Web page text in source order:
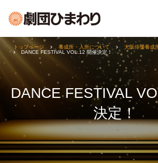
DANCE FESTIVAL
決定！
トップページ 養成所・入所について 大阪俳優養成
DANCE FESTIVAL VOL.12 開催決定！